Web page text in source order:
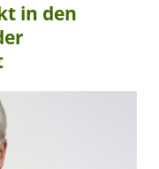
in den